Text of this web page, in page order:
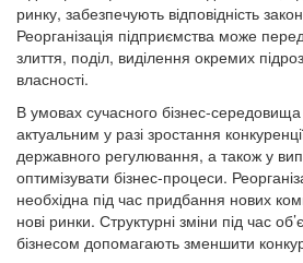
ринку, забезпечують відповідність
Реорганізація підприємства може
злиття, поділ, виділення окремих
власності.
В умовах сучасного бізнес-
актуальним у разі зростання
державного регулювання, а також у
оптимізувати бізнес-процеси.
необхідна під час придбання нових
нові ринки. Структурні зміни під час
бізнесом допомагають зменшити